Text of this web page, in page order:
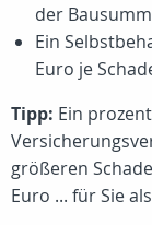
der
Ein
Euro je
Tipp: Ein
größeren
Euro ... für Sie